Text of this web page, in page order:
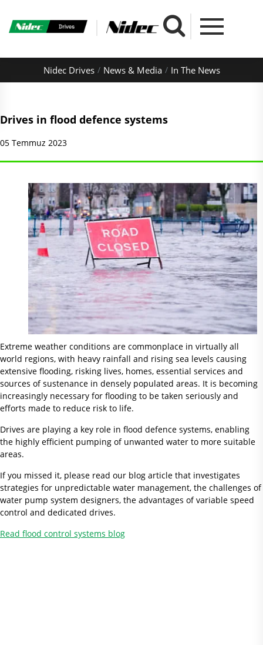
Nidec Drives News & Media In The News
Drives in flood defence systems
05 Temmuz 2023
Extreme weather conditions are commonplace in virtually all
world regions, with heavy rainfall and rising sea levels causing
extensive flooding, risking lives, homes, essential services and
sources of sustenance in densely populated areas. It is becoming
increasingly necessary for flooding to be taken seriously and
efforts made to reduce risk to life.
Drives are playing a key role in flood defence systems, enabling
the highly efficient pumping of unwanted water to more suitable
areas.
If you missed it, please read our blog article that investigates
strategies for unpredictable water management, the challenges of
water pump system designers, the advantages of variable speed
control and dedicated drives.
Read flood control systems blog